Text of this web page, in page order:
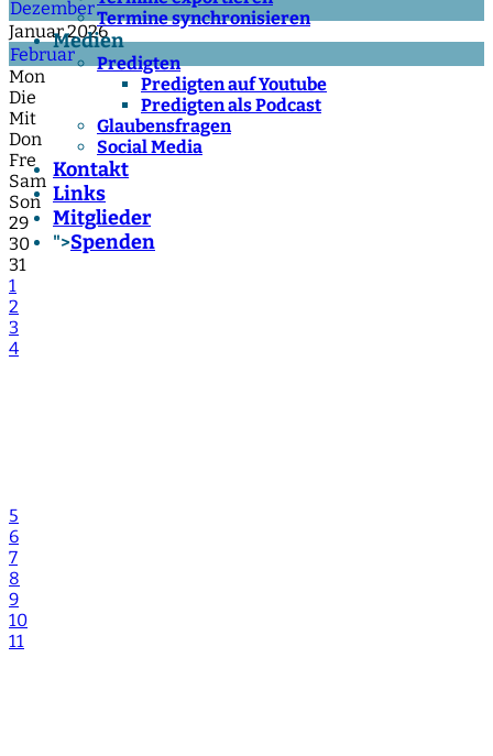
Termine synchronisieren
Medien
Predigten
Predigten auf Youtube
Predigten als Podcast
Glaubensfragen
Social Media
Kontakt
Links
Mitglieder
">Spenden
Dezember
Januar 2026
Februar
Mon
Die
Mit
Don
Fre
Sam
Son
29
30
31
1
2
3
4
5
6
7
8
9
10
11